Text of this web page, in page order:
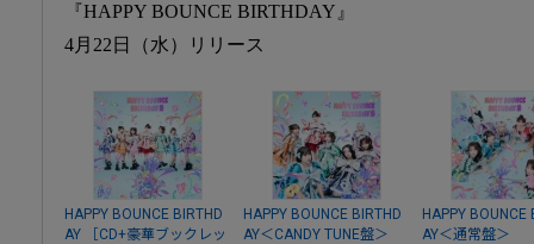
『HAPPY BOUNCE BIRTHDAY』
4月22日（水）リリース
HAPPY BOUNCE BIRTHD
AY ［CD+豪華ブックレッ
HAPPY BOUNCE BIRTHD
AY＜CANDY TUNE盤＞
HAPPY BOUNCE
AY＜通常盤＞